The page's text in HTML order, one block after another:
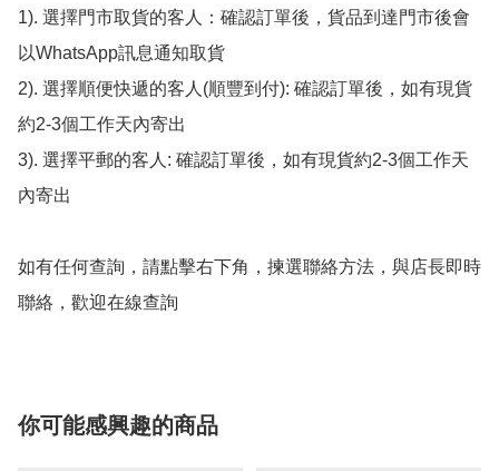
1). 選擇門市取貨的客人：確認訂單後，貨品到達門市後會
以WhatsApp訊息通知取貨
2). 選擇順便快遞的客人(順豐到付): 確認訂單後，如有現貨
約2-3個工作天內寄出
3). 選擇平郵的客人: 確認訂單後，如有現貨約2-3個工作天
內寄出
如有任何查詢，請點擊右下角，揀選聯絡方法，與店長即時
聯絡，歡迎在線查詢
你可能感興趣的商品